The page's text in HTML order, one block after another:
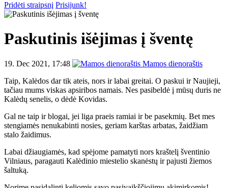
Pridėti straipsnį Prisijunk!
Paskutinis išėjimas į šventę
19. Dec 2021, 17:48
Mamos dienoraštis
Taip, Kalėdos dar tik ateis, nors ir labai greitai. O paskui ir Naujieji,
tačiau mums viskas apsiribos namais. Nes pasibeldė į mūsų duris ne
Kalėdų senelis, o dėdė Kovidas.
Gal ne taip ir blogai, jei liga praeis ramiai ir be pasekmių. Bet mes
stengiamės nenukabinti nosies, geriam karštas arbatas, žaidžiam
stalo žaidimus.
Labai džiaugiamės, kad spėjome pamatyti nors kraštelį šventinio
Vilniaus, paragauti Kalėdinio miestelio skanėstų ir pajusti žiemos
šaltuką.